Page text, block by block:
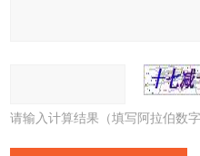
请输入计算结果（填写阿拉伯数